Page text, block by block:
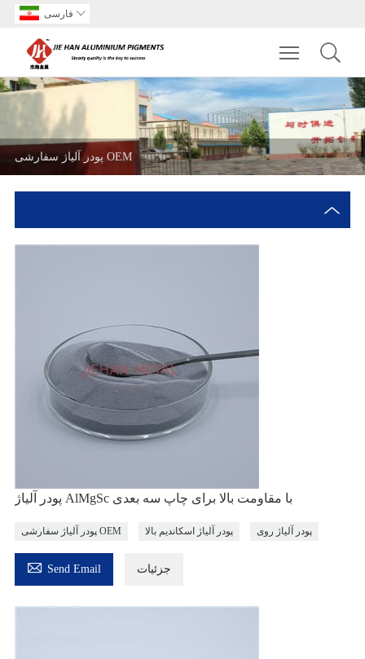
فارسی 
Toggle
پودر آلیاژ سفارشی OEM
پودر آلیاژ AlMgSc با مقاومت بالا برای چاپ سه بعدی
پودر آلیاژ سفارشی OEM پودر آلیاژ اسکاندیم بالا پودر آلیاژ روی
 Send Email جزئیات